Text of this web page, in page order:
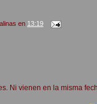
en 13:19
Ni vienen en la misma